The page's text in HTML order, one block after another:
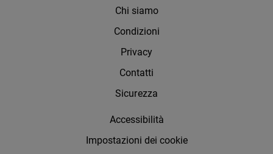
Chi siamo
Condizioni
Privacy
Contatti
Sicurezza
Accessibilità
Impostazioni dei cookie